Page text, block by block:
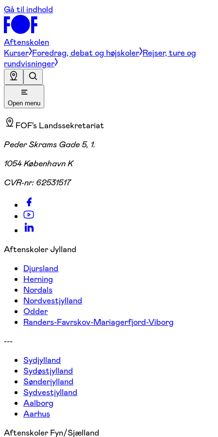
Gå til indhold
Aftenskolen
Kurser Foredrag, debat og højskoler Rejser, ture og
rundvisninger
Open menu
FOF's Landssekretariat
Peder Skrams Gade 5, 1.
1054 København K
CVR-nr: 62531517
Aftenskoler Jylland
Djursland
Herning
Nordals
Nordvestjylland
Odder
Randers-Favrskov-Mariagerfjord-Viborg
---
Sydjylland
Sydøstjylland
Sønderjylland
Sydvestjylland
Aalborg
Aarhus
Aftenskoler Fyn/Sjælland